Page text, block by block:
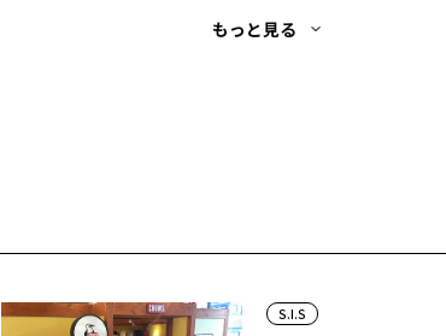
もっと見る
S.I.S